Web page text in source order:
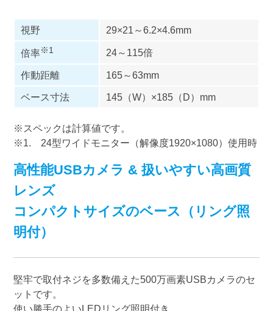
視野 29×21～6.2×4.6mm
倍率※1 24～115倍
作動距離
165～63mm
ベース寸法
145（W）×185（D）mm
※スペックは計算値です。
※1. 24型ワイドモニター（解像度1920×1080）使用時
高性能USBカメラ & 扱いやすい高画質
レンズ
コンパクトサイズのベース（リング照
明付）
堅牢で取付ネジを多数備えた500万画素USBカメラのセ
ットです。
使い勝手のよいLEDリング照明付き。